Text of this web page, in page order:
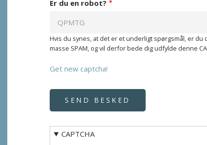
Er du en robot?
Hvis du synes, at det er et underligt spørgsmål, er
masse SPAM, og vil derfor bede dig udfylde denne
Get new captcha!
CAPTCHA